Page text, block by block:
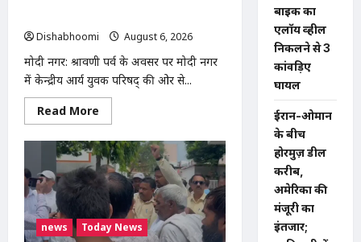
मांगें
Dishabhoomi
August 6, 2026
मोदी नगर: श्रावणी पर्व के अवसर पर मोदी नगर
में केन्द्रीय आर्य युवक परिषद् की ओर से...
Read More
more
मोदी
नगर
में
आर्य
युवा
संस्कार
अभियान
का
शुभारंभ,
news Today News
बाइक का
एलॉय व्हील
निकलने से 3
कांवड़िए
घायल
ईरान-ओमान
के बीच
होरमुज़ डील
करीब,
अमेरिका की
मंजूरी का
इंतजार;